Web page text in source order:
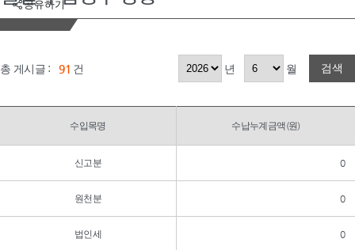
공유하기
총 게시글 : 91 건 년 월 검색
수입목명 수납누계금액(원)
신고분 0
원천분 0
법인세 0